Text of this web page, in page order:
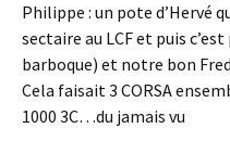
Philippe : un pote d’Hervé
sectaire au LCF et puis
barboque) et notre bon
Cela faisait 3 CORSA
1000 3C…du jamais vu